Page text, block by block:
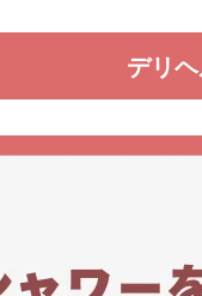
デリ